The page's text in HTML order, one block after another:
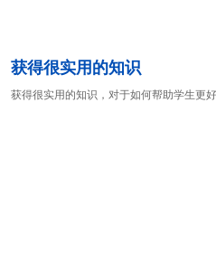
获得很实用的知识
获得很实用的知识，对于如何帮助学生更